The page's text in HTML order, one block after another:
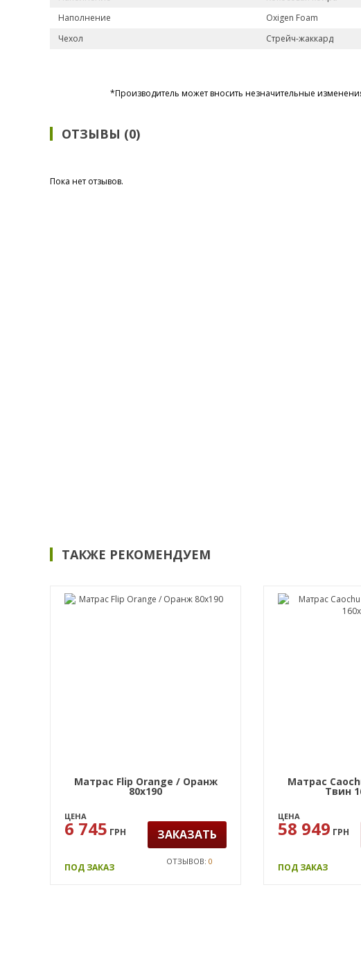
Наполнение
Oxigen Foam
Чехол
Стрейч-жаккард
*Производитель может вносить незначительные
ОТЗЫВЫ (0)
Пока нет отзывов.
ТАКЖЕ РЕКОМЕНДУЕМ
Матрас Flip Orange / Оранж
80х190
ЦЕНА
6 745 ГРН ЗАКАЗАТЬ
ПОД ЗАКАЗ
ОТЗЫВОВ: 0
Матрас
Твин
ЦЕНА
58 949 ГРН
ПОД ЗАКАЗ